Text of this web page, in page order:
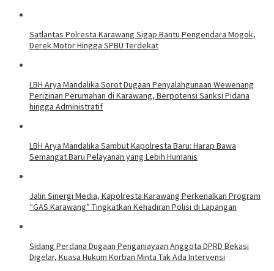
Satlantas Polresta Karawang Sigap Bantu Pengendara Mogok,
Derek Motor Hingga SPBU Terdekat
LBH Arya Mandalika Sorot Dugaan Penyalahgunaan Wewenang
Perizinan Perumahan di Karawang, Berpotensi Sanksi Pidana
hingga Administratif
LBH Arya Mandalika Sambut Kapolresta Baru: Harap Bawa
Semangat Baru Pelayanan yang Lebih Humanis
Jalin Sinergi Media, Kapolresta Karawang Perkenalkan Program
“GAS Karawang” Tingkatkan Kehadiran Polisi di Lapangan
Sidang Perdana Dugaan Penganiayaan Anggota DPRD Bekasi
Digelar, Kuasa Hukum Korban Minta Tak Ada Intervensi